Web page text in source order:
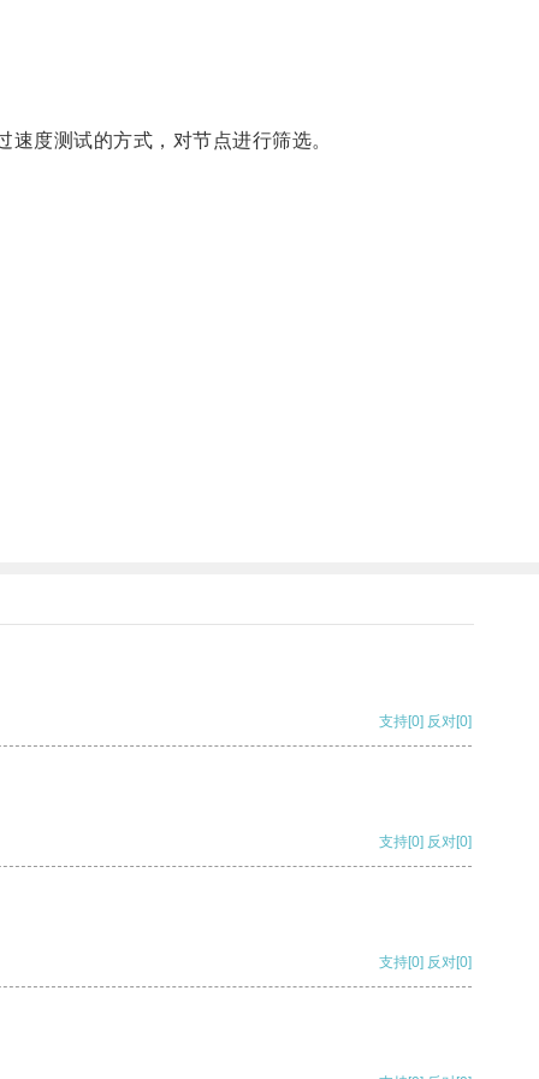
度测试的方式，对节点进行筛选。
支持[0] 反对[0]
支持[0] 反对[0]
支持[0] 反对[0]